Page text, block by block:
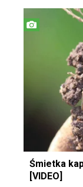
Śmietka
[VIDEO]